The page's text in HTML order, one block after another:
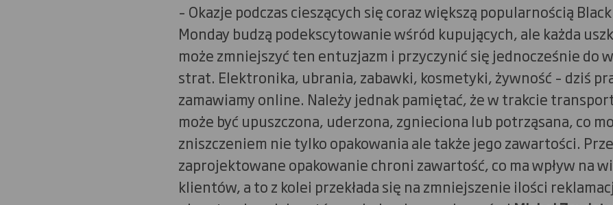
– Okazje podczas cieszących się coraz większą popularnością
Monday budzą podekscytowanie wśród kupujących, ale każda
może zmniejszyć ten entuzjazm i przyczynić się jednocześnie do
strat. Elektronika, ubrania, zabawki, kosmetyki, żywność – dziś
zamawiamy online. Należy jednak pamiętać, że w trakcie
może być upuszczona, uderzona, zgnieciona lub potrząsana, co
zniszczeniem nie tylko opakowania ale także jego zawartości.
zaprojektowane opakowanie chroni zawartość, co ma wpływ na
klientów, a to z kolei przekłada się na zmniejszenie ilości